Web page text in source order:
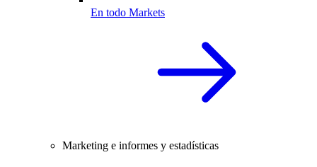
En todo Markets
Marketing e informes y estadísticas